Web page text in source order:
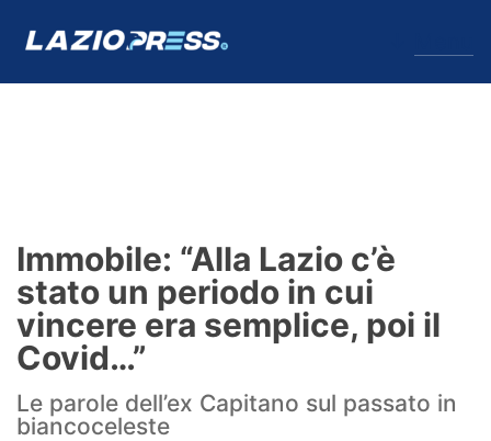
Formello
Infortuni
Primavera
Calciomercato
Immobile: “Alla Lazio c’è
stato un periodo in cui
vincere era semplice, poi il
Covid…”
Le parole dell’ex Capitano sul passato in
biancoceleste